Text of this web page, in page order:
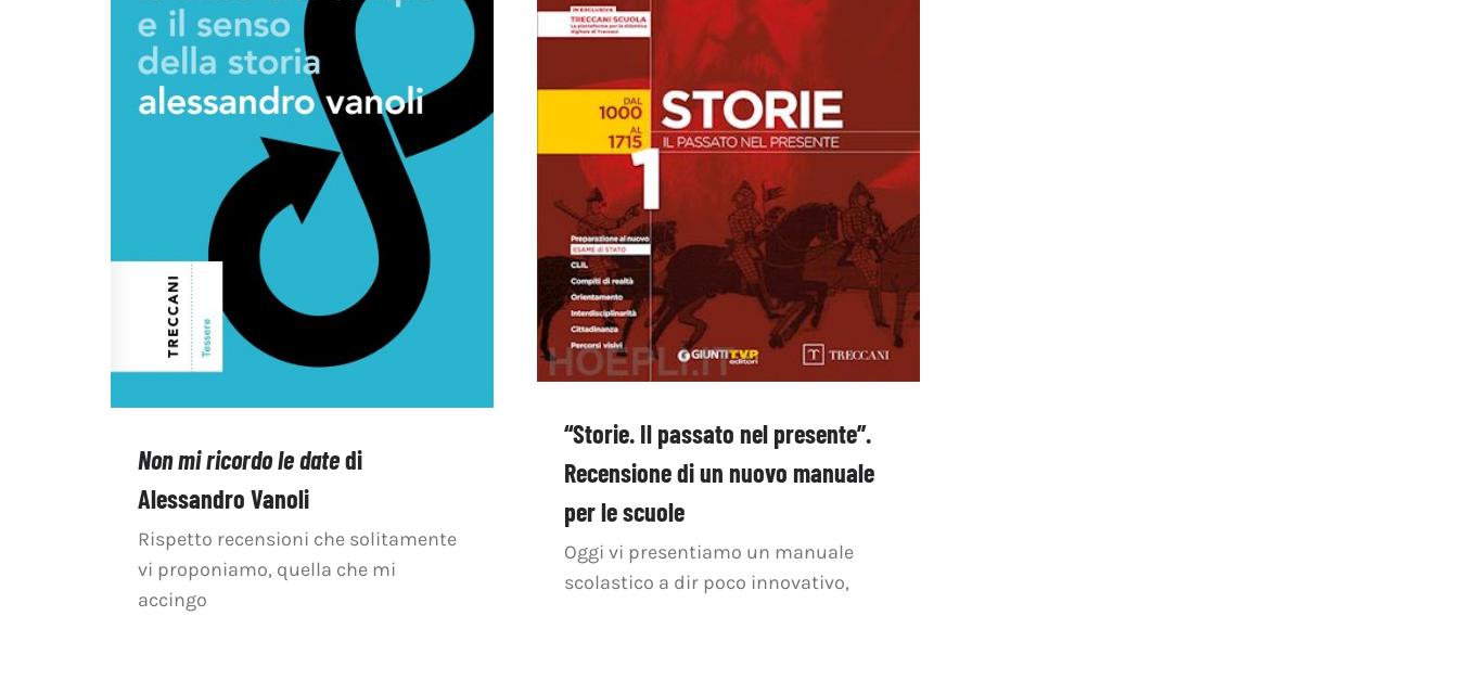
Non mi ricordo le datedi
Alessandro Vanoli
Rispetto recensioni che solitamente
vi proponiamo, quella che mi
accingo
“Storie. Il passato nel presente”.
Recensione di un nuovo manuale
per le scuole
Oggi vi presentiamo un manuale
scolastico a dir poco innovativo,